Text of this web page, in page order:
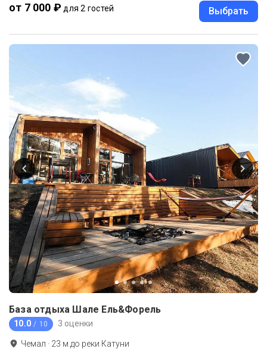
от 7 000 ₽ для 2 гостей Выбрать
База отдыха Шале Ель&Форель
10.0 / 10 3 оценки
Чемал · 23 м до реки Катуни